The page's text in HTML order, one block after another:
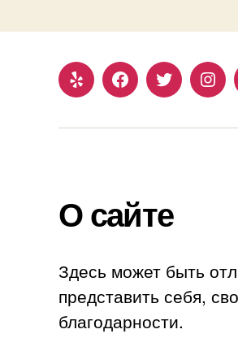
Yelp FacebookTwitter
О сайте
Здесь может быть
представить себя,
благодарности.